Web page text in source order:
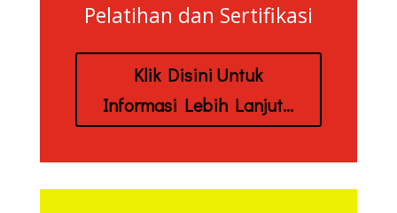
Pelatihan dan Sertifikasi
Klik Disini Untuk
Informasi Lebih Lanjut...